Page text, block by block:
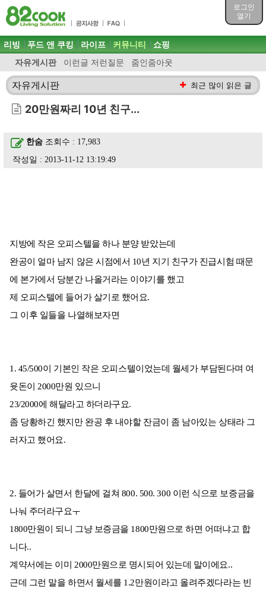
로그인
열기
목차
주메뉴 바로가기
컨텐츠 바로가기
검색 바로가기
로그인 바로가기
주메뉴
리빙 푸드 앤 쿠킹 라이프 커뮤니티
자유게시판 이런글 저런질문 줌인줌아웃
쇼핑
자유게시판 최근 많이 읽은 글
20만원짜리 10년 친구...
한숨 조회수 : 17,983
작성일 : 2013-11-12 13:19:49
지방에 작은 오피스텔을 하나 분양 받았는데
완공이 얼마 남지 않은 시점에서 10년 지기 친구가 진급시험 때문
에 본가에서 당분간 나올거라는 이야기를 했고
제 오피스텔에 들어가 살기로 했어요.
그 이후 일들을 나열해보자면
1. 45/500이 기본인 작은 오피스텔이었는데 월세가 부담된다며 여
윳돈이 2000만원 있으니
23/2000에 해달라고 하더라구요.
좀 당황하긴 했지만 완공 후 내야할 잔금이 좀 남아있는 상태라 그
러자고 했어요.
2. 들어가 살면서 한달에 걸쳐 800. 500. 300 이런 식으로 보증금을
나눠 주더라구요ㅜ
1800만원이 되니 그냥 보증금을 1800만원으로 하면 어떠냐고 합
니다..
계약서에는 이미 2000만원으로 명시되어 있는데 말이에요..
근데 그런 말을 하면서 월세를 1.2만원이라고 올려주겠다라는 빈